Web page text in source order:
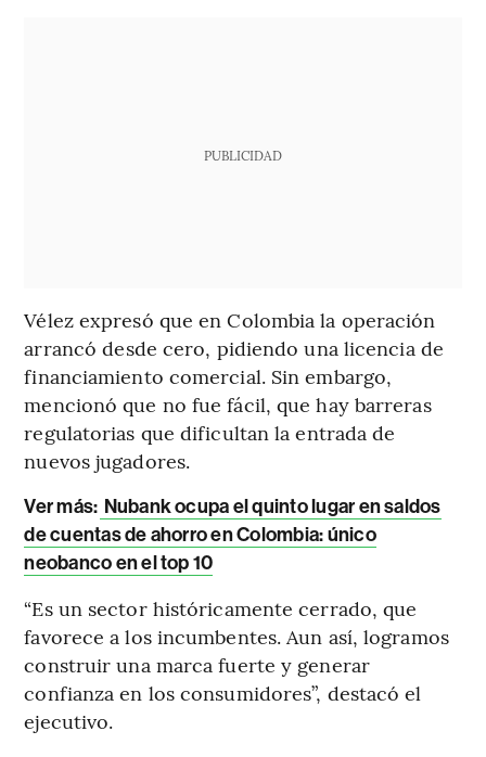
PUBLICIDAD
Vélez expresó que en Colombia la operación
arrancó desde cero, pidiendo una licencia de
financiamiento comercial. Sin embargo,
mencionó que no fue fácil, que hay barreras
regulatorias que dificultan la entrada de
nuevos jugadores.
Ver más: Nubank ocupa el quinto lugar en saldos
de cuentas de ahorro en Colombia: único
neobanco en el top 10
“Es un sector históricamente cerrado, que
favorece a los incumbentes. Aun así, logramos
construir una marca fuerte y generar
confianza en los consumidores”, destacó el
ejecutivo.